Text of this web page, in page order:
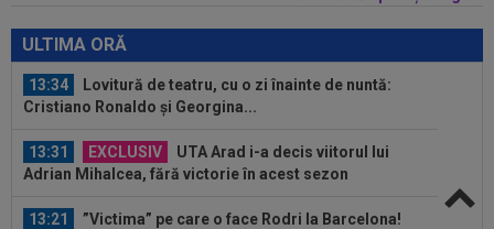
ULTIMA ORĂ
Ioan Varga la CFR Cluj și n-a mai rezistat
13:34
Lovitură de teatru, cu o zi înainte de nuntă:
Cristiano Ronaldo și Georgina...
13:31 EXCLUSIV
UTA Arad i-a decis viitorul lui
Adrian Mihalcea, fără victorie în acest sezon
13:21
”Victima” pe care o face Rodri la Barcelona!